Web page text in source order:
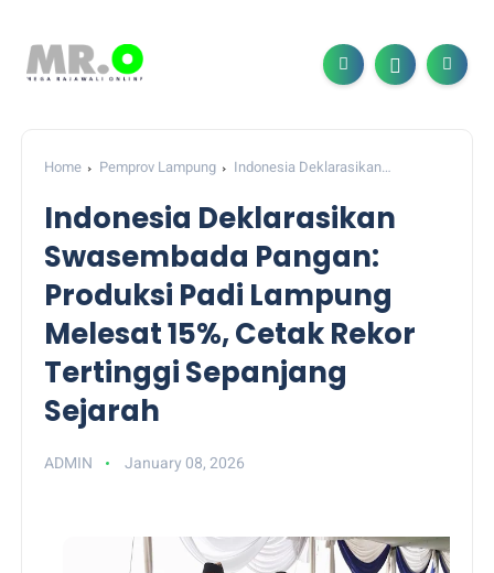
Home Pemprov Lampung
Indonesia Deklarasikan
Cetak Rekor Tertinggi Sepanjang Sejarah
Indonesia Deklarasikan
Swasembada Pangan:
Produksi Padi Lampung
Melesat 15%, Cetak Rekor
Tertinggi Sepanjang
Sejarah
ADMIN January 08, 2026